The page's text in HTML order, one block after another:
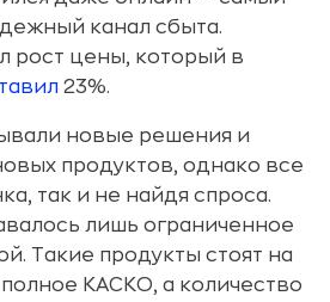
канал сбыта.
рост цены, который в
23%.
новые решения и
продуктов, однако все
так и не найдя спроса.
лишь ограниченное
Такие продукты стоят на
КАСКО, а количество